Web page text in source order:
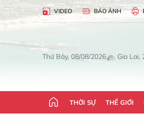
VIDEO BÁO ẢNH
Thứ Bảy, 08/08/2026 Gia Lai,
THỜI SỰ THẾ GIỚI